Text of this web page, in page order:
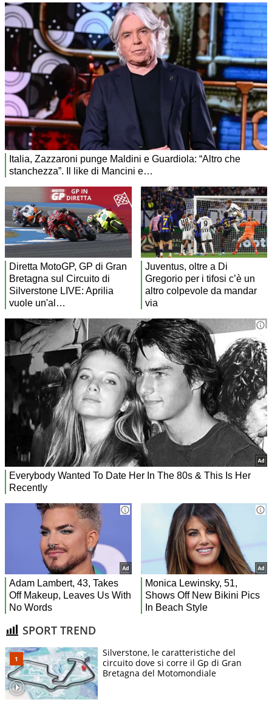
SPORT TREND
Silverstone, le caratteristiche del
circuito dove si corre il Gp di Gran
Bretagna del Motomondiale